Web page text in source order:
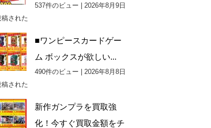
537件のビュー
2026年8月9日
稿された
■ワンピースカードゲー
ム ボックスが欲しい...
490件のビュー
2026年8月8日
稿された
新作ガンプラを買取強
化！今すぐ買取金額をチ